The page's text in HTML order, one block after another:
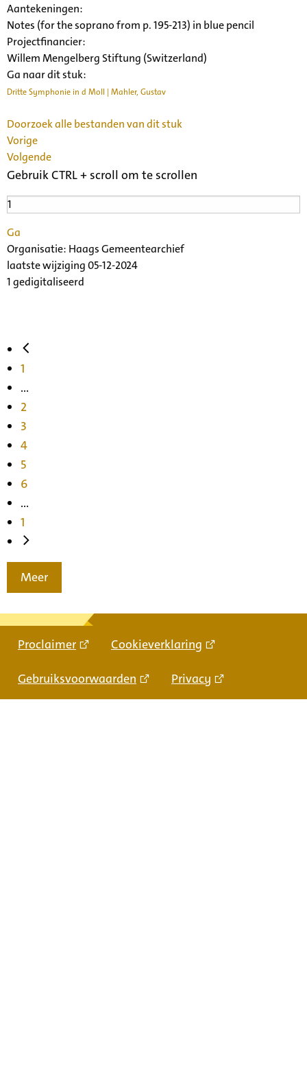
Aantekeningen:
Notes (for the soprano from p. 195-213) in blue pencil
Projectfinancier:
Willem Mengelberg Stiftung (Switzerland)
Ga naar dit stuk:
Dritte Symphonie in d Moll | Mahler, Gustav
Doorzoek alle bestanden van dit stuk
Vorige
Volgende
Gebruik CTRL + scroll om te scrollen
Ga
Organisatie: Haags Gemeentearchief
laatste wijziging 05-12-2024
1 gedigitaliseerd
1
...
2
3
4
5
6
...
1
Meer
Proclaimer Cookieverklaring
Gebruiksvoorwaarden Privacy